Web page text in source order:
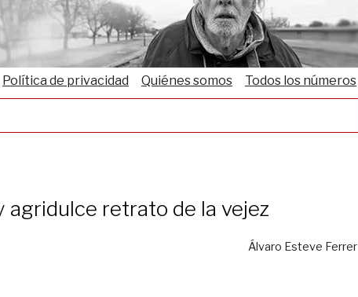
Política de privacidad Quiénes somos Todos los números
agridulce retrato de la vejez
Álvaro Esteve Ferrer